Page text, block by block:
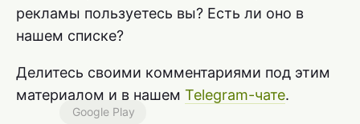
рекламы пользуетесь вы? Есть ли оно в
нашем списке?
Делитесь своими комментариями под этим
материалом и в нашем Telegram-чате.
Google Play